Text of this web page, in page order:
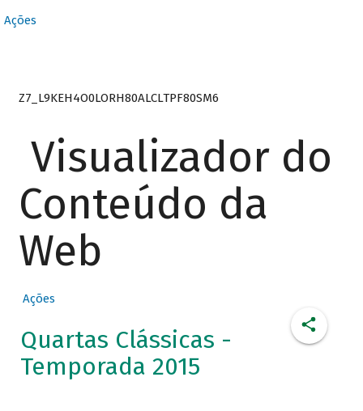
Ações
Z7_L9KEH4O0LORH80ALCLTPF80SM6
Visualizador do
Conteúdo da
Web
Ações
Quartas Clássicas -
Temporada 2015